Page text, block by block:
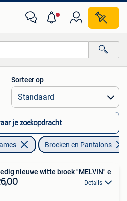
afstanden…
Sorteer op
je zoekopdracht
Broeken en Pantalons
Volledig nieuwe witte broek "MELVIN" e
Details